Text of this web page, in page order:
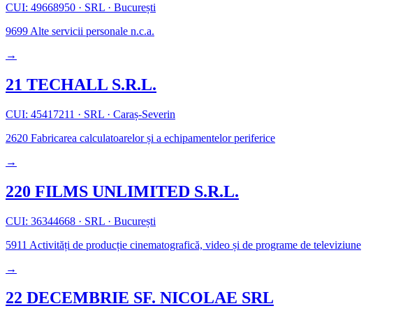
CUI: 49668950 · SRL · București
9699 Alte servicii personale n.c.a.
→
21 TECHALL S.R.L.
CUI: 45417211 · SRL · Caraș-Severin
2620 Fabricarea calculatoarelor și a echipamentelor periferice
→
220 FILMS UNLIMITED S.R.L.
CUI: 36344668 · SRL · București
5911 Activități de producție cinematografică, video și de programe de televiziune
→
22 DECEMBRIE SF. NICOLAE SRL